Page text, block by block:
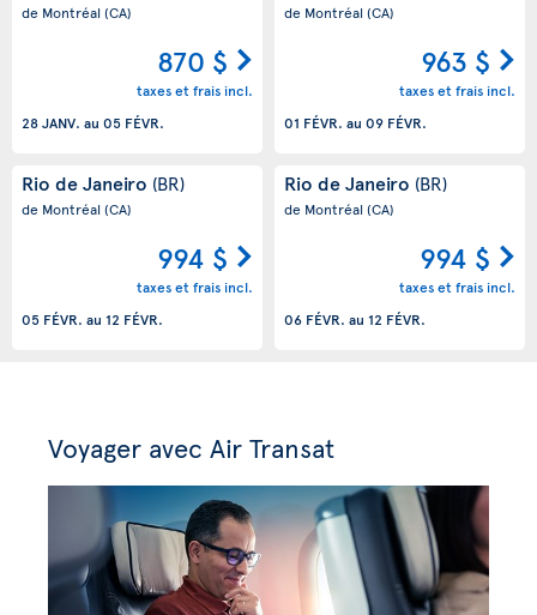
de Montréal(CA)
870 $
taxes et frais incl.
28 JANV. au 05 FÉVR.
de Montréal(CA)
963 $
taxes et frais incl.
01 FÉVR. au 09 FÉVR.
Rio de Janeiro (BR)
de Montréal(CA)
994 $
taxes et frais incl.
05 FÉVR. au 12 FÉVR.
Rio de Janeiro (BR)
de Montréal(CA)
994 $
taxes et frais incl.
06 FÉVR. au 12 FÉVR.
Voyager avec Air Transat